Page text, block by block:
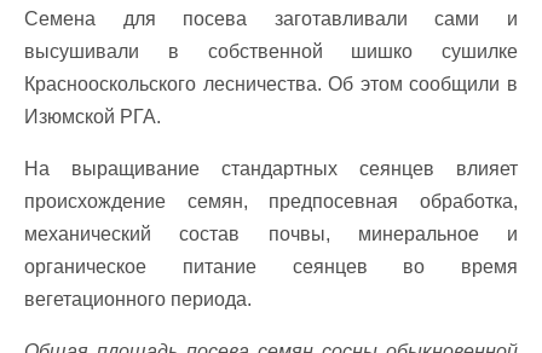
Семена для посева заготавливали сами и
высушивали в собственной шишко сушилке
Краснооскольского лесничества. Об этом сообщили в
Изюмской РГА.
На выращивание стандартных сеянцев влияет
происхождение семян, предпосевная обработка,
механический состав почвы, минеральное и
органическое питание сеянцев во время
вегетационного периода.